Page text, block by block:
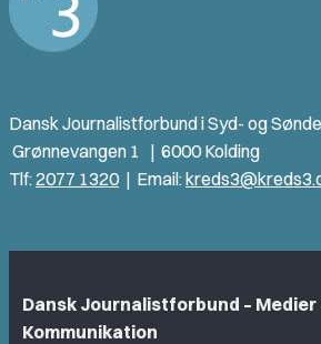
Dansk Journalistforbund i Syd- og
Grønnevangen 1 | 6000 Kolding
Tlf:2077 1320 | Email:
Dansk Journalistforbund – Medier
Kommunikation